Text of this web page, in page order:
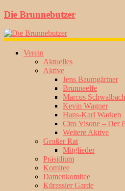
Die Brunnebutzer
Verein
Aktuelles
Aktive
Jens Baumgärtner
Brunneelfe
Marcus Schwalbach
Kevin Wagner
Hans-Karl Warken
Ciro Visone – Der
Weitere Aktive
Großer Rat
Mitglieder
Präsidium
Komitee
Damenkomitee
Kürassier Garde